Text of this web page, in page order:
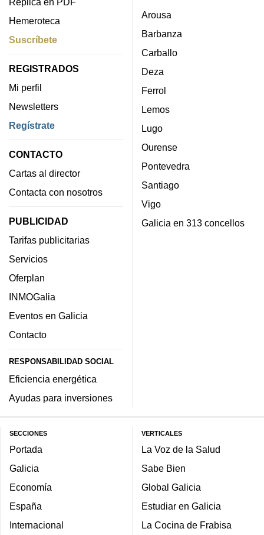
Hemeroteca
Suscríbete
REGISTRADOS
Mi perfil
Newsletters
Regístrate
CONTACTO
Cartas al director
Contacta con nosotros
PUBLICIDAD
Tarifas publicitarias
Servicios
Oferplan
INMOGalia
Eventos en Galicia
Contacto
RESPONSABILIDAD SOCIAL
Eficiencia energética
Ayudas para inversiones
Arousa
Barbanza
Carballo
Deza
Ferrol
Lemos
Lugo
Ourense
Pontevedra
Santiago
Vigo
Galicia en 313 concellos
SECCIONES
Portada
Galicia
Economía
España
Internacional
VERTICALES
La Voz de la Salud
Sabe Bien
Global Galicia
Estudiar en Galicia
La Cocina de Frabisa